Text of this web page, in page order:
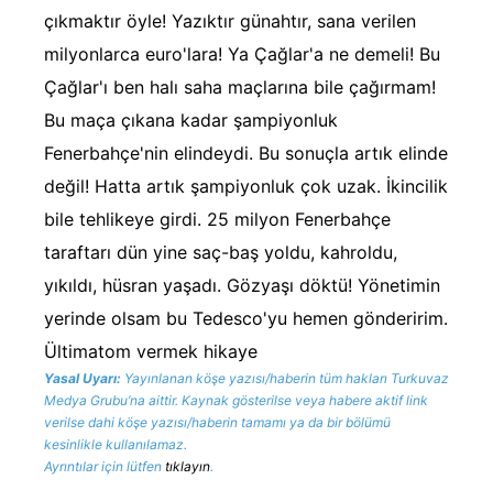
Sizlere daha iyi bir hizmet sunabilmek için İnternet
Sitemizde kendimize ve üçüncü kişilere ait çerezler
kullanılmaktadır. Bu çerezler vasıtasıyla çeşitli kişisel
verileriniz işlenmekte olup gerekli olan çerezler bilgi
toplumu hizmetlerinin sunulması amacıyla
kullanılmaktadır. Diğer çerezler, sitemizin daha işlevsel
kılınması ve kişiselleştirilmesi ve sizlere yönelik
reklam/pazarlama faaliyetlerinin yapılması, amaçlarıyla
sınırlı olarak açık rızanız dahilinde kullanılacaktır.
Çerezlere ilişkin tercihlerinizi aşağıda yer alan panel
vasıtasıyla belirleyebilirsiniz. Çerezlere ilişkin detaylı bilgi
için Ayarlar butonuna tıklayabilir,
Metnimiziziyaret edebilirsiniz.
6698 sayılı Kişisel Verilerin Korunması Kanunu uyarınca
hazırlanmış Aydınlatma Metnimizi okumak ve sitemizde
ilgili mevzuata uygun olarak kullanılan çerezlerle ilgili bilgi
çıkmaktır öyle! Yazıktır günahtır, sana verilen
milyonlarca euro'lara! Ya Çağlar'a ne demeli! Bu
Çağlar'ı ben halı saha maçlarına bile çağırmam!
Bu maça çıkana kadar şampiyonluk
Fenerbahçe'nin elindeydi. Bu sonuçla artık elinde
değil! Hatta artık şampiyonluk çok uzak. İkincilik
bile tehlikeye girdi. 25 milyon Fenerbahçe
taraftarı dün yine saç-baş yoldu, kahroldu,
yıkıldı, hüsran yaşadı. Gözyaşı döktü! Yönetimin
yerinde olsam bu Tedesco'yu hemen gönderirim.
Ültimatom vermek hikaye
Yasal Uyarı: Yayınlanan köşe yazısı/haberin tüm hakları Turkuvaz
Medya Grubu’na aittir. Kaynak gösterilse veya habere aktif link
verilse dahi köşe yazısı/haberin tamamı ya da bir bölümü
kesinlikle kullanılamaz.
Ayrıntılar için lütfen tıklayın.